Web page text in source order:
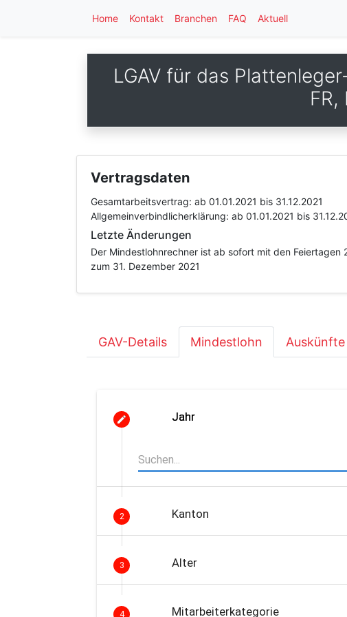
Home Kontakt Branchen FAQ Aktuell
LGAV für das
FR,
Vertragsdaten
Gesamtarbeitsvertrag: ab 01.01.2021 bis 31.12.2021
Allgemeinverbindlicherklärung: ab 01.01.2021 bis
Letzte Änderungen
Der Mindestlohnrechner ist ab sofort mit den
zum 31. Dezember 2021
GAV-Details Mindestlohn Auskünfte
Jahr
2 Kanton
3 Alter
4 Mitarbeiterkategorie